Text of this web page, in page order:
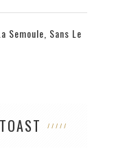
Semoule, Sans Le